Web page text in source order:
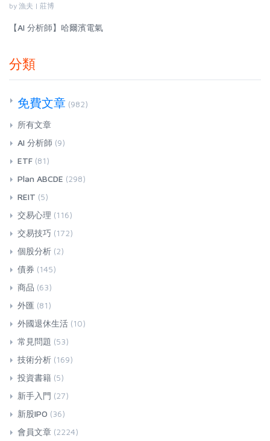
by 漁夫 | 莊博
【AI 分析師】哈爾濱電氣
分類
免費文章 (982)
所有文章
AI 分析師 (9)
ETF (81)
Plan ABCDE (298)
REIT (5)
交易心理 (116)
交易技巧 (172)
個股分析 (2)
債券 (145)
商品 (63)
外匯 (81)
外國退休生活 (10)
常見問題 (53)
技術分析 (169)
投資書籍 (5)
新手入門 (27)
新股IPO (36)
會員文章 (2224)